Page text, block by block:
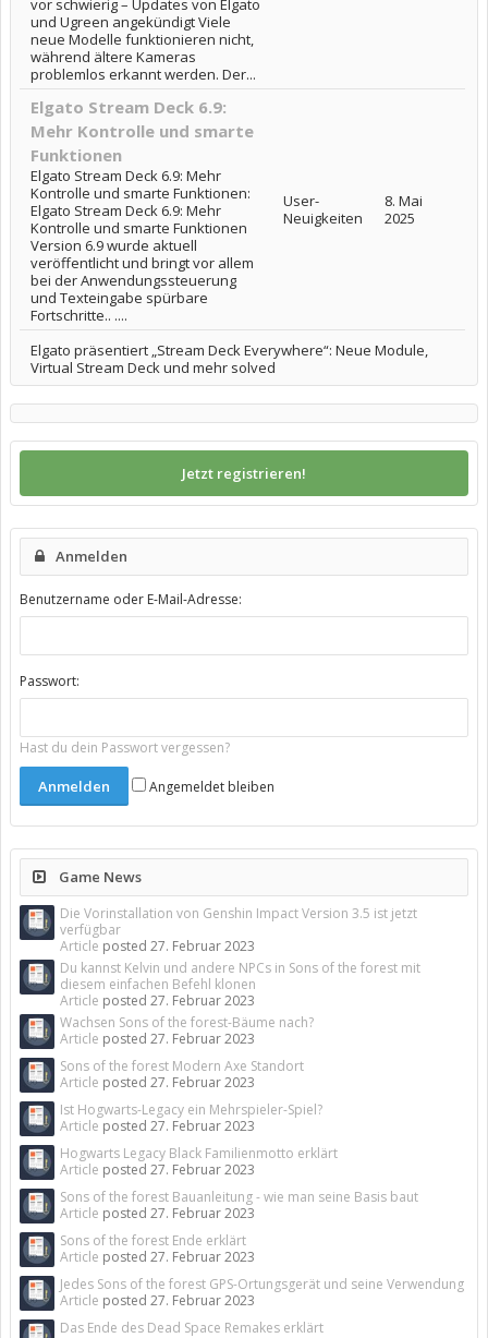
vor schwierig – Updates von Elgato
und Ugreen angekündigt Viele
neue Modelle funktionieren nicht,
während ältere Kameras
problemlos erkannt werden. Der...
Elgato Stream Deck 6.9:
Mehr Kontrolle und smarte
Funktionen
Elgato Stream Deck 6.9: Mehr
Kontrolle und smarte Funktionen:
Elgato Stream Deck 6.9: Mehr
Kontrolle und smarte Funktionen
Version 6.9 wurde aktuell
veröffentlicht und bringt vor allem
bei der Anwendungssteuerung
und Texteingabe spürbare
Fortschritte.. ....
User-
Neuigkeiten
8. Mai
2025
Elgato präsentiert „Stream Deck Everywhere“: Neue Module,
Virtual Stream Deck und mehr solved
Jetzt registrieren!
Anmelden
Benutzername oder E-Mail-Adresse:
Passwort:
Hast du dein Passwort vergessen?
Angemeldet bleiben
Game News
Die Vorinstallation von Genshin Impact Version 3.5 ist jetzt
verfügbar
Article posted 27. Februar 2023
Du kannst Kelvin und andere NPCs in Sons of the forest mit
diesem einfachen Befehl klonen
Article posted 27. Februar 2023
Wachsen Sons of the forest-Bäume nach?
Article posted 27. Februar 2023
Sons of the forest Modern Axe Standort
Article posted 27. Februar 2023
Ist Hogwarts-Legacy ein Mehrspieler-Spiel?
Article posted 27. Februar 2023
Hogwarts Legacy Black Familienmotto erklärt
Article posted 27. Februar 2023
Sons of the forest Bauanleitung - wie man seine Basis baut
Article posted 27. Februar 2023
Sons of the forest Ende erklärt
Article posted 27. Februar 2023
Jedes Sons of the forest GPS-Ortungsgerät und seine Verwendung
Article posted 27. Februar 2023
Das Ende des Dead Space Remakes erklärt